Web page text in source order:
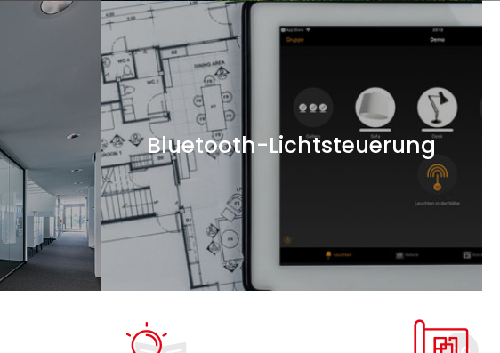
Bluetooth-Lichtsteuerung